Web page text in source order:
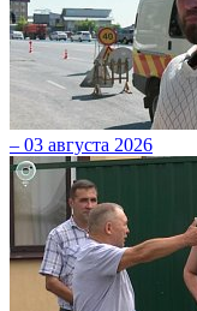
– 03 августа 2026